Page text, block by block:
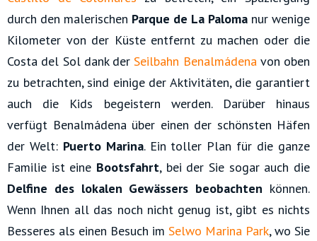
durch den malerischen Parque de La Paloma nur wenige
Kilometer von der Küste entfernt zu machen oder die
Costa del Sol dank der Seilbahn Benalmádena von oben
zu betrachten, sind einige der Aktivitäten, die garantiert
auch die Kids begeistern werden. Darüber hinaus
verfügt Benalmádena über einen der schönsten Häfen
der Welt:Puerto Marina. Ein toller Plan für die ganze
Familie ist eine Bootsfahrt, bei der Sie sogar auch die
Delfine des lokalen Gewässers beobachten können.
Wenn Ihnen all das noch nicht genug ist, gibt es nichts
Besseres als einen Besuch im Selwo Marina Park, wo Sie